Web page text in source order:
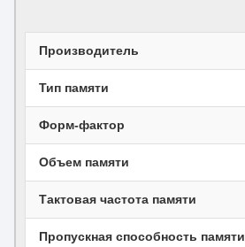
Производитель
Тип памяти
Форм-фактор
Объем памяти
Тактовая частота памяти
Пропускная способность памяти